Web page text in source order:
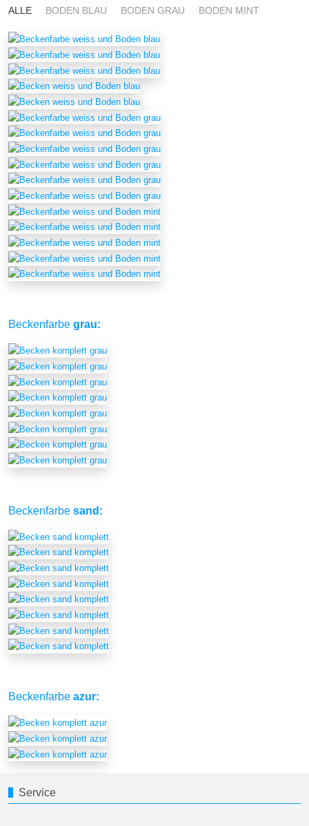
ALLE BODEN BLAU BODEN GRAU BODEN MINT
Beckenfarbe grau:
Beckenfarbe sand:
Beckenfarbe azur:
Service